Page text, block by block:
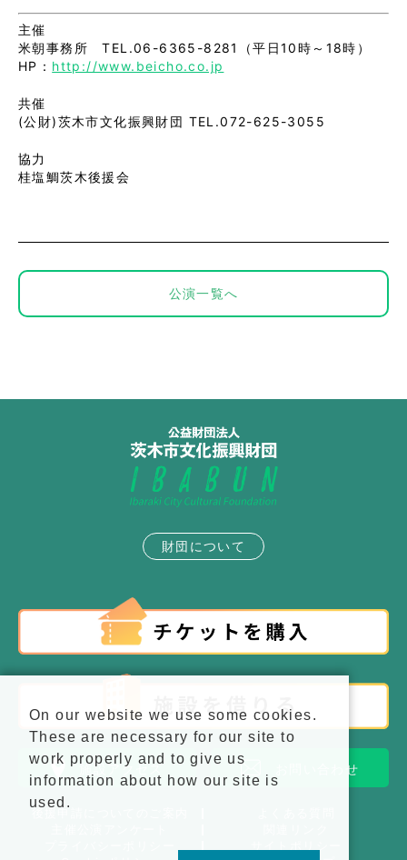
主催
米朝事務所 TEL.06-6365-8281（平日10時～18時）
HP： http://www.beicho.co.jp
共催
(公財)茨木市文化振興財団 TEL.072-625-3055
協力
桂塩鯛茨木後援会
公演一覧へ
財団について
施設アクセス お問い合わせ
On our website we use some cookies.
These are necessary for our site to
work properly and to give us
information about how our site is
used.